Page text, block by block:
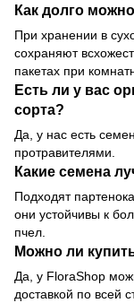
Как долго
При хранении в
сохраняют
пакетах при
Есть ли у вас
сорта?
Да, у нас есть
протравителями.
Какие семена
Подходят
они устойчивы к
пчел.
Можно ли
Да, у FloraShop
доставкой по всей